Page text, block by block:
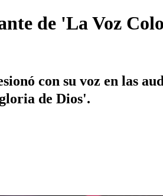
de 'La Voz
con su voz en las
de Dios'.